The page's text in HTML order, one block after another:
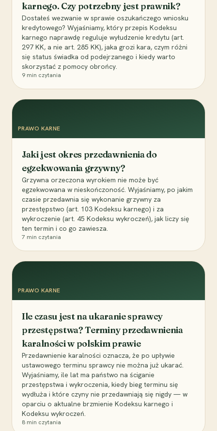
karnego. Czy potrzebny jest prawnik?
Dostałeś wezwanie w sprawie oszukańczego wniosku
kredytowego? Wyjaśniamy, który przepis Kodeksu
karnego naprawdę reguluje wyłudzenie kredytu (art.
297 KK, a nie art. 285 KK), jaka grozi kara, czym różni
się status świadka od podejrzanego i kiedy warto
skorzystać z pomocy obrońcy.
9 min czytania
PRAWO KARNE
Jaki jest okres przedawnienia do
egzekwowania grzywny?
Grzywna orzeczona wyrokiem nie może być
egzekwowana w nieskończoność. Wyjaśniamy, po jakim
czasie przedawnia się wykonanie grzywny za
przestępstwo (art. 103 Kodeksu karnego) i za
wykroczenie (art. 45 Kodeksu wykroczeń), jak liczy się
ten termin i co go zawiesza.
7 min czytania
PRAWO KARNE
Ile czasu jest na ukaranie sprawcy
przestępstwa? Terminy przedawnienia
karalności w polskim prawie
Przedawnienie karalności oznacza, że po upływie
ustawowego terminu sprawcy nie można już ukarać.
Wyjaśniamy, ile lat ma państwo na ściganie
przestępstwa i wykroczenia, kiedy bieg terminu się
wydłuża i które czyny nie przedawniają się nigdy — w
oparciu o aktualne brzmienie Kodeksu karnego i
Kodeksu wykroczeń.
8 min czytania